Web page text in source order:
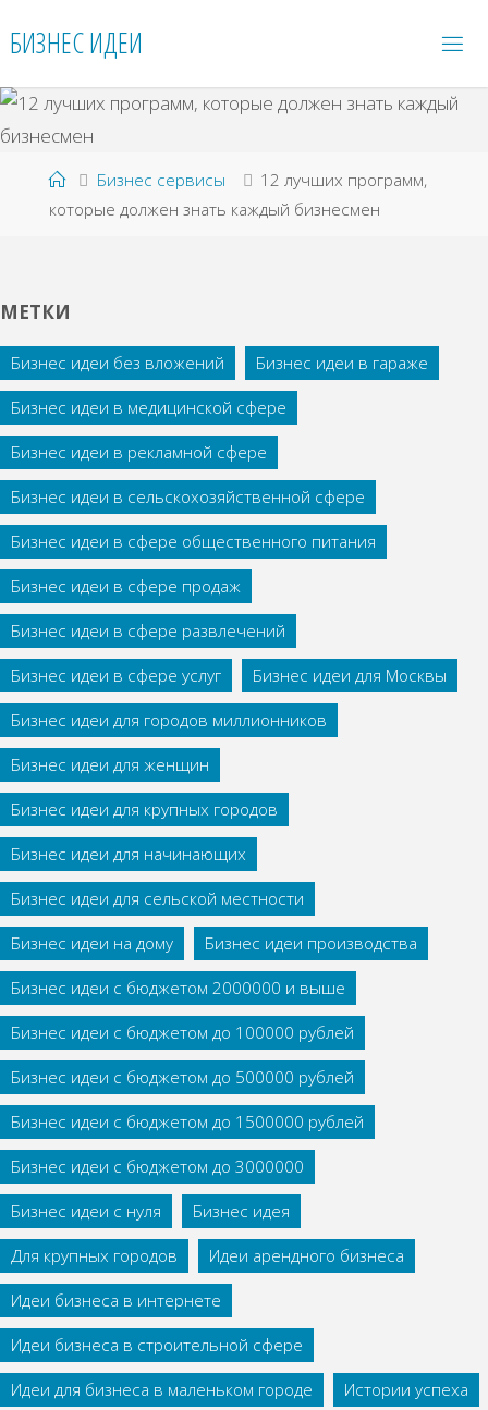
БИЗНЕС ИДЕИ
ГлавнаяБизнес сервисы
12 лучших программ,
которые должен знать каждый бизнесмен
МЕТКИ
Бизнес идеи без вложений
Бизнес идеи в гараже
Бизнес идеи в медицинской сфере
Бизнес идеи в рекламной сфере
Бизнес идеи в сельскохозяйственной сфере
Бизнес идеи в сфере общественного питания
Бизнес идеи в сфере продаж
Бизнес идеи в сфере развлечений
Бизнес идеи в сфере услуг
Бизнес идеи для Москвы
Бизнес идеи для городов миллионников
Бизнес идеи для женщин
Бизнес идеи для крупных городов
Бизнес идеи для начинающих
Бизнес идеи для сельской местности
Бизнес идеи на дому
Бизнес идеи производства
Бизнес идеи с бюджетом 2000000 и выше
Бизнес идеи с бюджетом до 100000 рублей
Бизнес идеи с бюджетом до 500000 рублей
Бизнес идеи с бюджетом до 1500000 рублей
Бизнес идеи с бюджетом до 3000000
Бизнес идеи с нуля
Бизнес идея
Для крупных городов
Идеи арендного бизнеса
Идеи бизнеса в интернете
Идеи бизнеса в строительной сфере
Идеи для бизнеса в маленьком городе
Истории успеха